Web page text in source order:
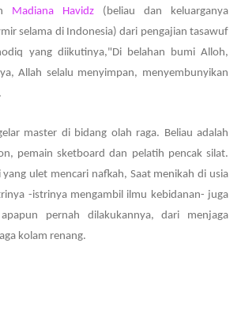
Madiana Havidz (beliau dan keluarganya
selama di Indonesia) dari pengajian tasawuf
yang diikutinya,"Di belahan bumi Alloh,
Allah selalu menyimpan, menyembunyikan
master di bidang olah raga. Beliau adalah
pemain sketboard dan pelatih pencak silat.
yang ulet mencari nafkah, Saat menikah di usia
-istrinya mengambil ilmu kebidanan- juga
pernah dilakukannya, dari menjaga
kolam renang.